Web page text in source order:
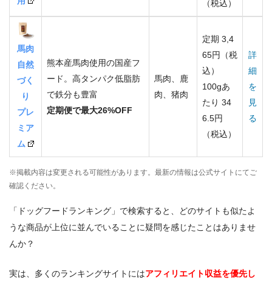
（税込）
馬肉
自然
づく
り
プレ
ミア
ム
熊本産馬肉使用の国産フ
ード。高タンパク低脂肪
で鉄分も豊富
定期便で最大26%OFF
馬肉、鹿
肉、猪肉
定期 3,4
65円（税
込）
100gあ
たり 34
6.5円
（税込）
詳
細
を
見
る
※掲載内容は変更される可能性があります。最新の情報は公式サイトにてご
確認ください。
「ドッグフードランキング」で検索すると、どのサイトも似たよ
うな商品が上位に並んでいることに疑問を感じたことはありませ
んか？
実は、多くのランキングサイトにはアフィリエイト収益を優先し